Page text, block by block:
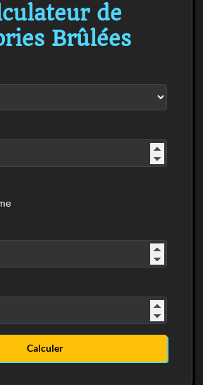
de
Brûlées
Calculer